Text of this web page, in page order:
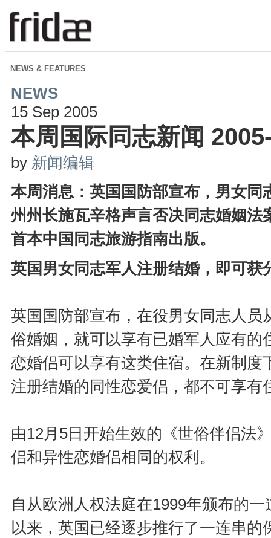
NEWS & FEATURES
NEWS
15 Sep 2005
本周国际同志新闻
by 新闻编辑
本周消息：英国国防部宣布，男女
州州长施瓦辛格声言否决同志婚姻
首本中国同志旅游指南出版。
英国男女同志军人注册结婚，即可获
英国国防部宣布，在役男女同志人员
俗婚姻，就可以享有已婚军人应有的
恋婚侣可以享有这类住宿。在新制度
注册结婚的同性恋爱侣，都不可享有
由12月5日开始生效的《世俗伴侣法
侣和异性恋婚侣相同的权利。
自从欧洲人权法庭在1999年颁布的
以来，英国已经逐步推行了一连串的